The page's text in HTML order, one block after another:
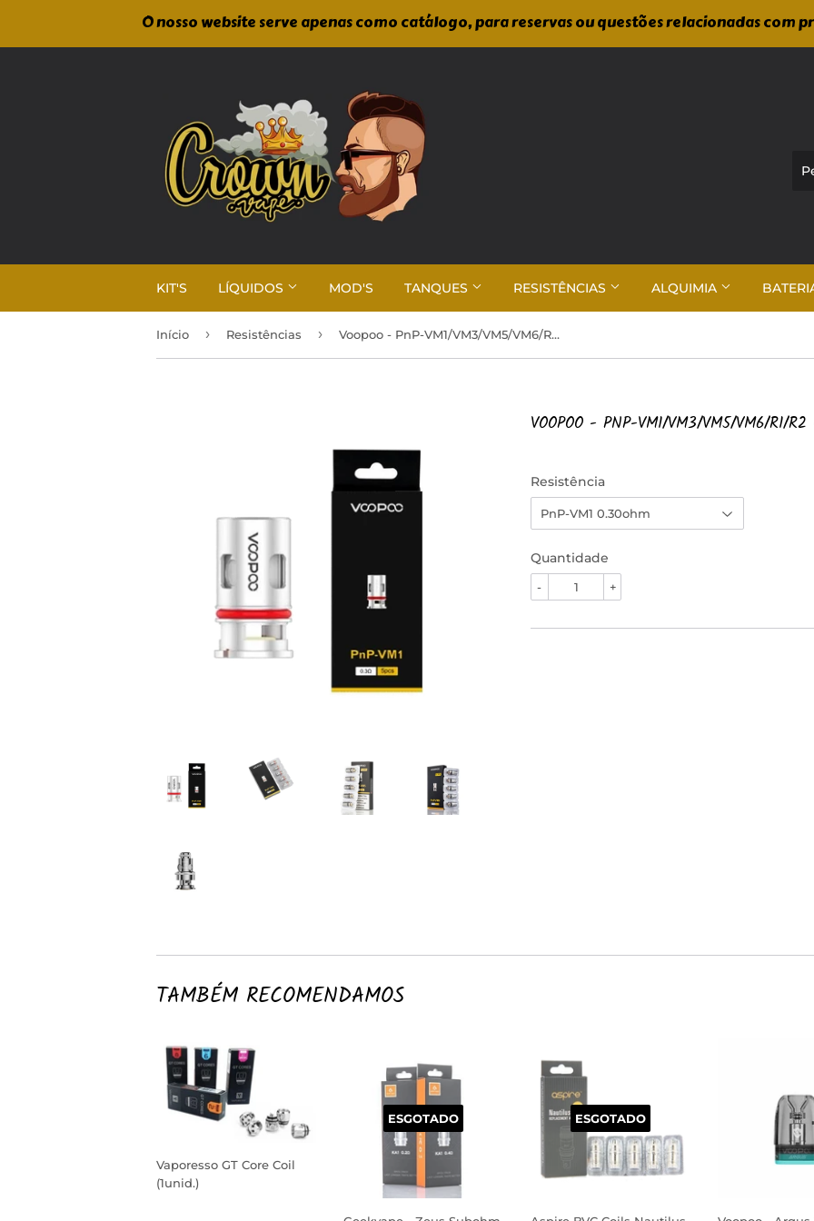
O nosso website serve apenas como catálogo, para reservas ou questões relacionadas com
KIT'S LÍQUIDOS MOD'S TANQUES RESISTÊNCIAS ALQUIMIA
Início › Resistências › Voopoo - PnP-VM1/VM3/VM5/VM6/R1/R2 (1unid.)
VOOPOO - PNP-VM1/VM3/VM5/VM6/R1/
Resistência
Quantidade
+
-
TAMBÉM RECOMENDAMOS
Vaporesso GT Core Coil
(1unid.)
ESGOTADO ESGOTADO